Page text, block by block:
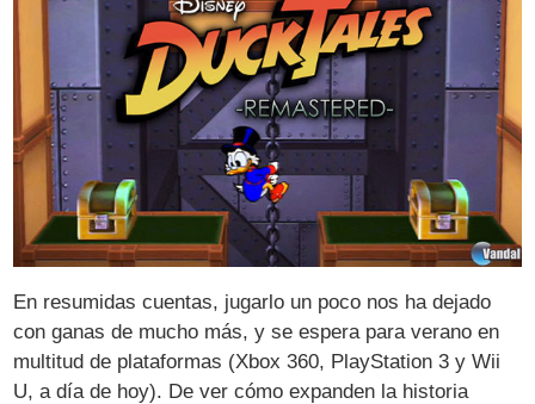
En resumidas cuentas, jugarlo un poco nos ha dejado
con ganas de mucho más, y se espera para verano en
multitud de plataformas (Xbox 360, PlayStation 3 y Wii
U, a día de hoy). De ver cómo expanden la historia